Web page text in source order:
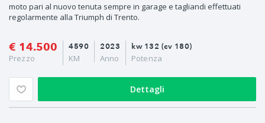
moto pari al nuovo tenuta sempre in garage e tagliandi effettuati
regolarmente alla Triumph di Trento.
€ 14.500
Prezzo
2023
Anno
4590
KM
kw 132 (cv 180)
Potenza
Dettagli